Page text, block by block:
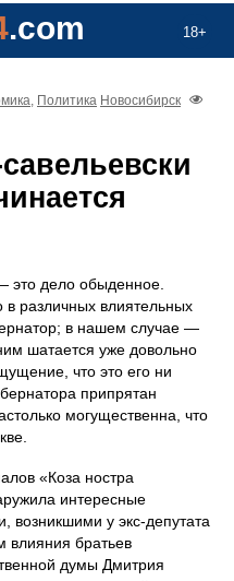
18+
.com
, Политика Новосибирск
это дело обыденное.
в различных влиятельных
в нашем случае —
шатается уже довольно
что это его ни
припрятан
могущественна, что
«Коза ностра
интересные
у экс‑депутата
влияния братьев
думы Дмитрия